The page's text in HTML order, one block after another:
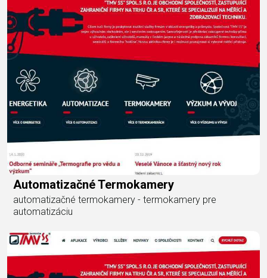
Automatizačné Termokamery
automatizačné termokamery - termokamery pre
automatizáciu